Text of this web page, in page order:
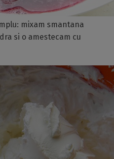
mixam smantana
si o amestecam cu